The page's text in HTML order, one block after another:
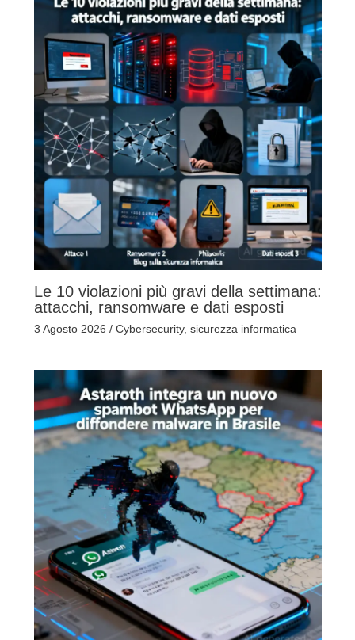
Le 10 violazioni più gravi della settimana:
attacchi, ransomware e dati esposti
3 Agosto 2026 / Cybersecurity, sicurezza informatica